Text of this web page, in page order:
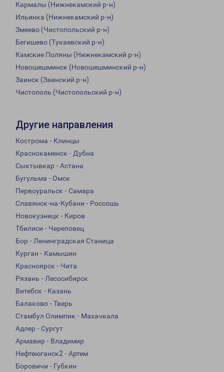
Кармалы (Нижнекамский р-н)
Ильинка (Нижнекамский р-н)
Змеево (Чистопольский р-н)
Бегишево (Тукаевский р-н)
Камские Поляны (Нижнекамский р-н)
Новошешминск (Новошешминский р-н)
Заинск (Заинский р-н)
Чистополь (Чистопольский р-н)
Другие направления
Кострома - Клинцы
Краснокаменск - Дубна
Сыктывкар - Астана
Бугульма - Омск
Первоуральск - Самара
Славянск-на-Кубани - Россошь
Новокузнецк - Киров
Тбилиси - Череповец
Бор - Ленинградская Станица
Курган - Камышин
Красноярск - Чита
Рязань - Лесосибирск
Витебск - Казань
Балаково - Тверь
Стамбул Олимпик - Махачкала
Адлер - Сургут
Армавир - Владимир
Нефтеюганск2 - Артем
Боровичи - Губкин